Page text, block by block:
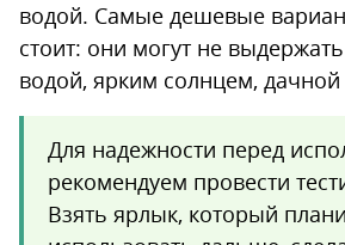
водой. Самые дешевые
стоит: они могут не
водой, ярким солнцем,
Для надежности перед
рекомендуем провести
Взять ярлык, который